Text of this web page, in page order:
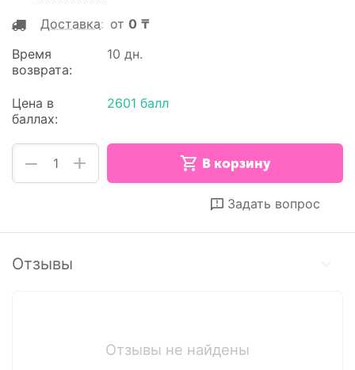
Доставка: от 0 ₸
Время
возврата:
10 дн.
Цена в
баллах:
2601 балл
+
− В корзину
Задать вопрос
Отзывы
Отзывы не найдены